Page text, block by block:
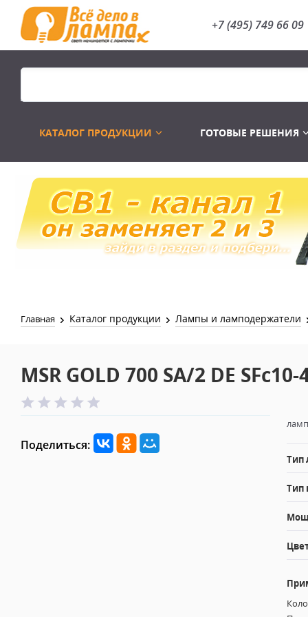
+7 (495) 749 66 09
КАТАЛОГ ПРОДУКЦИИ
Распродажа Лампы
ГОТОВЫЕ РЕШЕНИЯ
Главная Каталог продукции Лампы и ламподержатели
MSR GOLD 700 SA/2 DE SFc10-
Поделиться:
Тип
Тип